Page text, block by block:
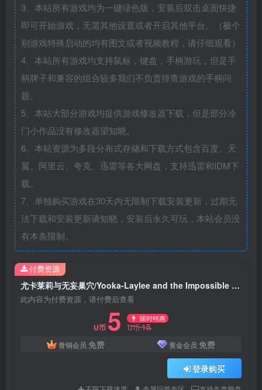
3、本站所有游戏均为一键绿色版，安装后双击桌面快捷
即可开始游戏，无需其他设置或者开启其他平台。（极个
别游戏特殊启动的均有图文或者视频教程，请仔细观看）
4、本站所有游戏均支持鼠标，键盘，手柄游玩，但是手
柄牌子和兼容的组合较多我们不负责排查游戏的手柄问
题。
5、本站大部分游戏均提供游戏修改器下载，但是部分冷
门小作品没有修改器望知晓。
6、本站资源为多段分布式存储和下载方式包含百度、天
翼、阿里云、夸克、迅雷等各大网盘，支持迅雷和IDM下
载。
7、单独购买游戏在30天内无限制下载安装更新，过期无
法下载和安装更新请知晓，安装后永久可玩，本站会员没
有本条限制。
尤卡莱莉与无妄巢穴/Yooka-Laylee and the Impossible Lair
此内容为付费资源，请付费后查看
U币 5 限时特惠
U币15
青铜会员 免费 黄金会员 免费
登录购买
付费资源